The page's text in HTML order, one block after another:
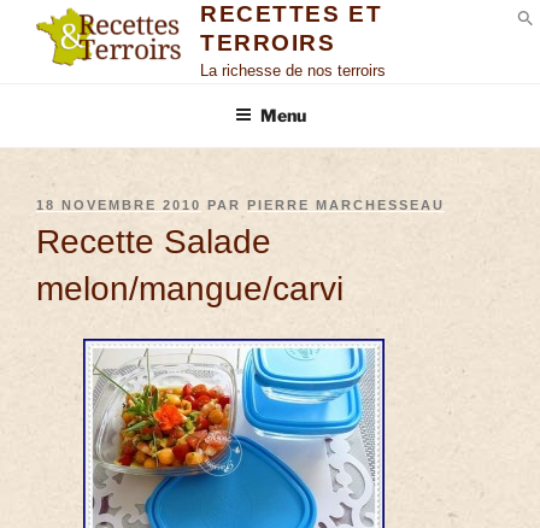
RECETTES ET
TERROIRS
La richesse de nos terroirs
Menu
18 NOVEMBRE 2010 PAR PIERRE MARCHESSEAU
Recette Salade
melon/mangue/carvi